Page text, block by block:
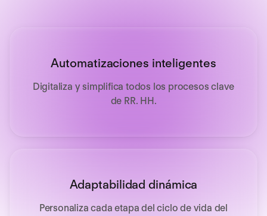
Automatizaciones inteligentes
Digitaliza y simplifica todos los procesos clave
de RR. HH.
Adaptabilidad dinámica
Personaliza cada etapa del ciclo de vida del